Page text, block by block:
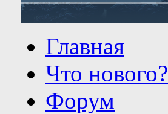
Главная
Что нового?
Форум